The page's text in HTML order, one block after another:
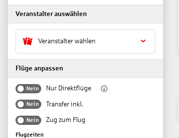
Veranstalter auswählen
Veranstalter wählen
Flüge anpassen
Nein Nur Direktflüge
Nein Transfer inkl.
Nein Zug zum Flug
Flugzeiten